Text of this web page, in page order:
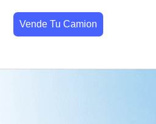
Vende Tu Camion